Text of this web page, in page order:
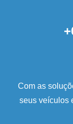
Com as
seus veículos